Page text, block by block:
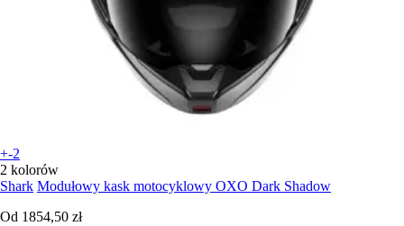
+-2
2 kolorów
Shark Modułowy kask motocyklowy OXO Dark Shadow
Od 1854,50 zł